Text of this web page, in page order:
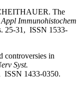
The
Appl Immunohistochem
25-31, ISSN 1533-
controversies in
Syst.
ISSN 1433-0350.